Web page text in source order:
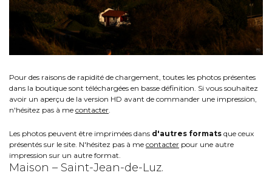
Pour des raisons de rapidité de chargement, toutes les photos présentes
dans la boutique sont téléchargées en basse définition. Si vous souhaitez
avoir un aperçu de la version HD avant de commander une impression,
n'hésitez pas à me contacter
Les photos peuvent être imprimées dans d'autres formats que ceux
présentés sur le site. N'hésitez pas à me contacter pour une autre
impression sur un autre format.
Maison – Saint-Jean-de-Luz.